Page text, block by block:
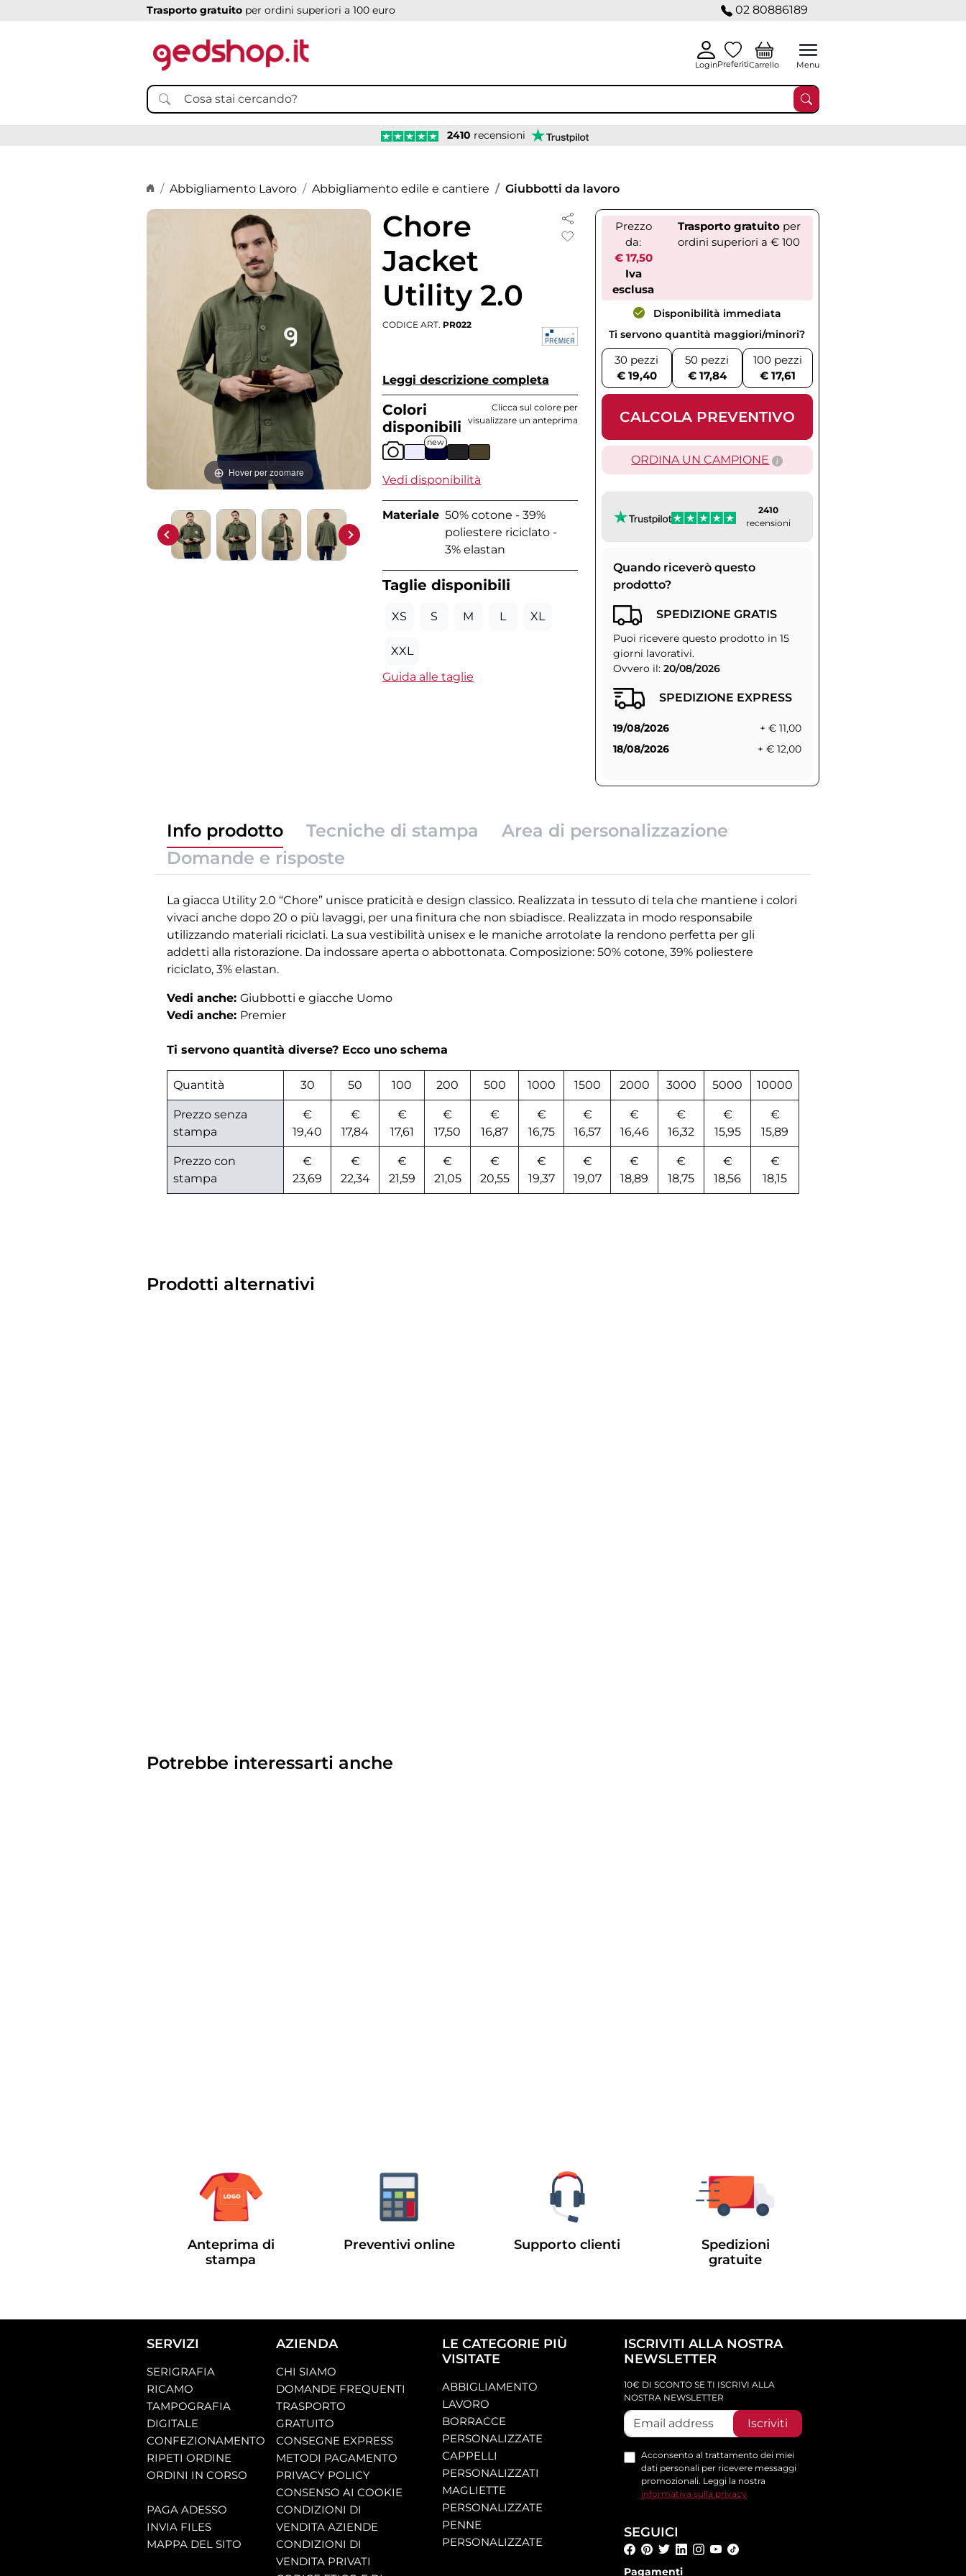
Trasporto gratuito per ordini superiori a 100 euro 02 80886189
LoginPreferitiCarrello Menu
2410 recensioni
Home page
Abbigliamento Lavoro Abbigliamento edile e cantiere Giubbotti da lavoro
Hover per zoomare
Chore
Jacket
Utility 2.0
CODICE ART. PR022
Leggi descrizione completa
Colori
disponibili
Clicca sul colore per
visualizzare un anteprima
new
Vedi disponibilità
Materiale 50% cotone - 39%
poliestere riciclato -
3% elastan
Taglie disponibili
XS S M L XL
XXL
Guida alle taglie
Prezzo
da:
€ 17,50
Iva
esclusa
Trasporto gratuitoper
ordini superiori a € 100
Disponibilità immediata
Ti servono quantità maggiori/minori?
30 pezzi
€ 19,40
50 pezzi
€ 17,84
100 pezzi
€ 17,61
CALCOLA PREVENTIVO
ORDINA UN CAMPIONE
2410
recensioni
Quando riceverò questo
prodotto?
SPEDIZIONE GRATIS
Puoi ricevere questo prodotto in 15
giorni lavorativi.
Ovvero il: 20/08/2026
SPEDIZIONE EXPRESS
19/08/2026
+ € 11,00
18/08/2026
+ € 12,00
Info prodotto Tecniche di stampa
Area di personalizzazione
Domande e risposte
La giacca Utility 2.0 “Chore” unisce praticità e design classico. Realizzata in tessuto di tela che mantiene i colori
vivaci anche dopo 20 o più lavaggi, per una finitura che non sbiadisce. Realizzata in modo responsabile
utilizzando materiali riciclati. La sua vestibilità unisex e le maniche arrotolate la rendono perfetta per gli
addetti alla ristorazione. Da indossare aperta o abbottonata. Composizione: 50% cotone, 39% poliestere
riciclato, 3% elastan.
Vedi anche: Giubbotti e giacche Uomo
Vedi anche: Premier
Ti servono quantità diverse? Ecco uno schema
Quantità 30 50 100 200 500 1000 1500 2000 3000 5000 10000
Prezzo senza
stampa
€
19,40
€
17,84
€
17,61
€
17,50
€
16,87
€
16,75
€
16,57
€
16,46
€
16,32
€
15,95
€
15,89
Prezzo con
stampa
€
23,69
€
22,34
€
21,59
€
21,05
€
20,55
€
19,37
€
19,07
€
18,89
€
18,75
€
18,56
€
18,15
Prodotti alternativi
Potrebbe interessarti anche
Anteprima di
stampa
Preventivi online Supporto clienti
Spedizioni
gratuite
SERVIZI
SERIGRAFIA
RICAMO
TAMPOGRAFIA
DIGITALE
CONFEZIONAMENTO
RIPETI ORDINE
ORDINI IN CORSO
PAGA ADESSO
INVIA FILES
MAPPA DEL SITO
AZIENDA
CHI SIAMO
DOMANDE FREQUENTI
TRASPORTO
GRATUITO
CONSEGNE EXPRESS
METODI PAGAMENTO
PRIVACY POLICY
CONSENSO AI COOKIE
CONDIZIONI DI
VENDITA AZIENDE
CONDIZIONI DI
VENDITA PRIVATI
LE CATEGORIE PIÙ
VISITATE
ABBIGLIAMENTO
LAVORO
BORRACCE
PERSONALIZZATE
CAPPELLI
PERSONALIZZATI
MAGLIETTE
PERSONALIZZATE
PENNE
PERSONALIZZATE
ISCRIVITI ALLA NOSTRA
NEWSLETTER
10€ DI SCONTO SE TI ISCRIVI ALLA
NOSTRA NEWSLETTER
Iscriviti
Acconsento al trattamento dei miei
dati personali per ricevere messaggi
promozionali. Leggi la nostra
informativa sulla privacy
SEGUICI
Pagamenti